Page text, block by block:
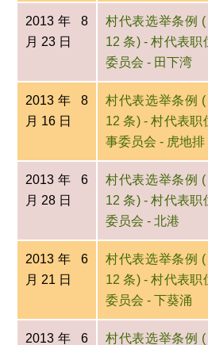
2013年 8
月 23 日
村代表选举条例
12 条) - 村代表
委员会 - 田下湾
2013年 8
月 16 日
村代表选举条例
12 条) - 村代表
事委员会 - 虎地排
2013年 6
月 28 日
村代表选举条例
12 条) - 村代表
委员会 - 北港
2013年 6
月 21 日
村代表选举条例
12 条) - 村代表
委员会 - 下葵涌
2013年 6
村代表选举条例